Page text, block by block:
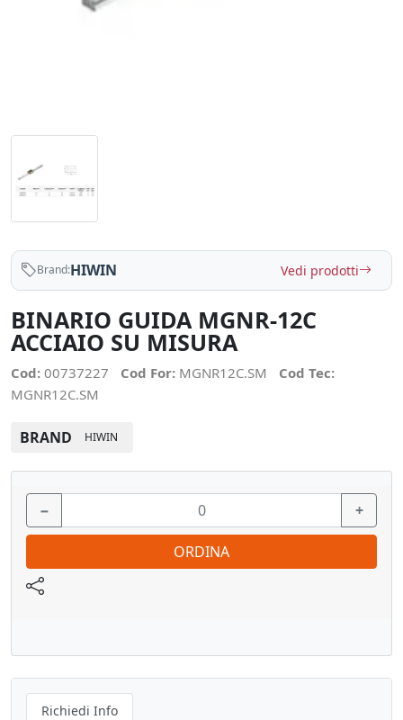
Brand:HIWIN Vedi prodotti
BINARIO GUIDA MGNR-12C
ACCIAIO SU MISURA
Cod: 00737227 Cod For: MGNR12C.SM
Cod Tec:
MGNR12C.SM
BRAND HIWIN
− +
ORDINA
Richiedi Info